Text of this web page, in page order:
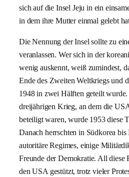
sich auf die Insel Jeju in ein
in dem ihre Mutter einmal gelebt
Die Nennung der Insel sollte zu
veranlassen. Wer sich in der
wenig auskennt, weiß zumindest,
Ende des Zweiten Weltkriegs und
1948 in zwei Hälften geteilt
dreijährigen Krieg, an dem die
beteiligt waren, wurde 1953 diese
Danach herrschten in Südkorea
autoritäre Regimes, einige
Freunde der Demokratie. All diese
den USA gestützt, trotz vieler